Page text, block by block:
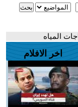
المياه
اخر الافلام